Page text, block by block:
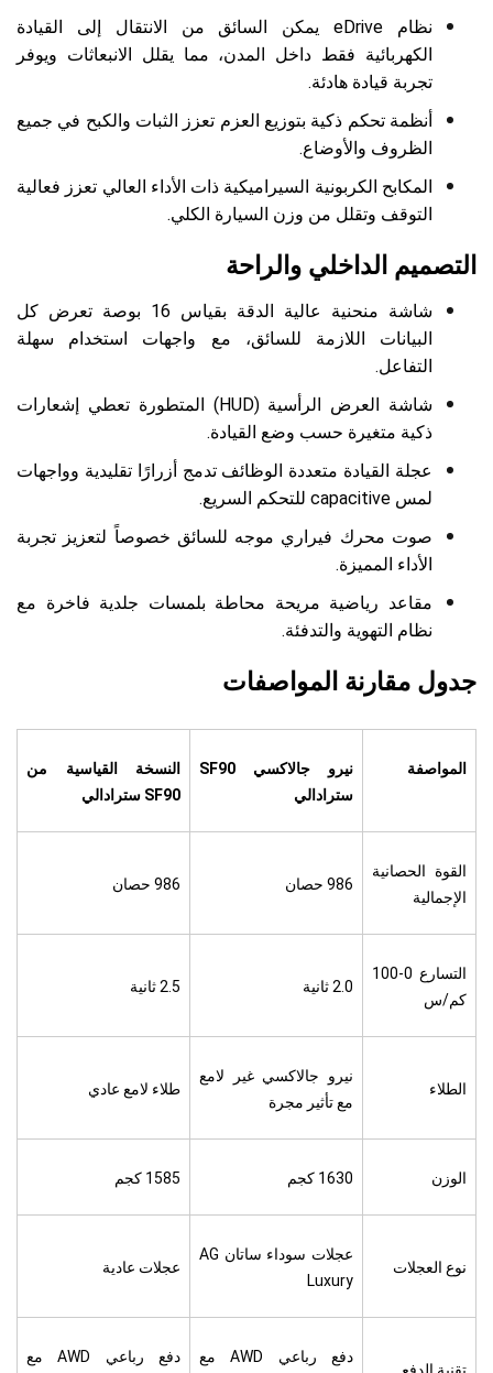
نظام eDrive يمكن السائق من الانتقال إلى القيادة
الكهربائية فقط داخل المدن، مما يقلل الانبعاثات ويوفر
تجربة قيادة هادئة.
أنظمة تحكم ذكية بتوزيع العزم تعزز الثبات والكبح في جميع
الظروف والأوضاع.
المكابح الكربونية السيراميكية ذات الأداء العالي تعزز فعالية
التوقف وتقلل من وزن السيارة الكلي.
التصميم الداخلي والراحة
شاشة منحنية عالية الدقة بقياس 16 بوصة تعرض كل
البيانات اللازمة للسائق، مع واجهات استخدام سهلة
التفاعل.
شاشة العرض الرأسية (HUD) المتطورة تعطي إشعارات
ذكية متغيرة حسب وضع القيادة.
عجلة القيادة متعددة الوظائف تدمج أزرارًا تقليدية وواجهات
لمس capacitive للتحكم السريع.
صوت محرك فيراري موجه للسائق خصوصاً لتعزيز تجربة
الأداء المميزة.
مقاعد رياضية مريحة محاطة بلمسات جلدية فاخرة مع
نظام التهوية والتدفئة.
جدول مقارنة المواصفات
المواصفة
نيرو جالاكسي SF90
سترادالي
النسخة القياسية من
SF90 سترادالي
القوة الحصانية
الإجمالية
986 حصان 986 حصان
التسارع 0-100
كم/س
2.0 ثانية 2.5 ثانية
الطلاء
نيرو جالاكسي غير لامع
مع تأثير مجرة
طلاء لامع عادي
الوزن 1630 كجم 1585 كجم
نوع العجلات
عجلات سوداء ساتان AG
Luxury
عجلات عادية
دفع رباعي AWD مع دفع رباعي AWD مع